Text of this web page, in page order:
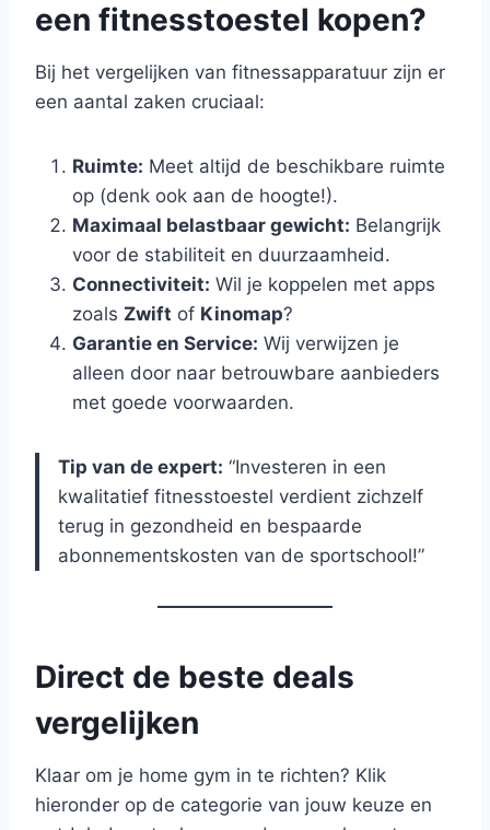
een fitnesstoestel kopen?
Bij het vergelijken van fitnessapparatuur zijn er
een aantal zaken cruciaal:
Ruimte: Meet altijd de beschikbare ruimte
op (denk ook aan de hoogte!).
Maximaal belastbaar gewicht: Belangrijk
voor de stabiliteit en duurzaamheid.
Connectiviteit: Wil je koppelen met apps
zoals Zwift of Kinomap?
Garantie en Service: Wij verwijzen je
alleen door naar betrouwbare aanbieders
met goede voorwaarden.
Tip van de expert: “Investeren in een
kwalitatief fitnesstoestel verdient zichzelf
terug in gezondheid en bespaarde
abonnementskosten van de sportschool!”
Direct de beste deals
vergelijken
Klaar om je home gym in te richten? Klik
hieronder op de categorie van jouw keuze en